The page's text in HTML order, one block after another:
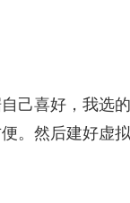
己喜好，我选的
。然后建好虚